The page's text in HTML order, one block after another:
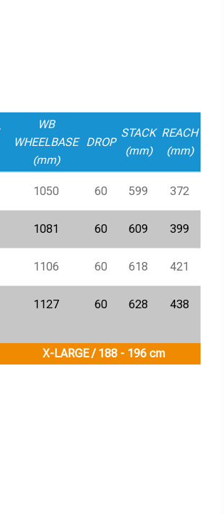
WB
WHEELBASE
(mm)
DROP
STACK
(mm)
REACH
(mm)
1050 60 599 372
1081 60 609 399
1106 60 618 421
1127 60 628 438
X-LARGE / 188 - 196 cm